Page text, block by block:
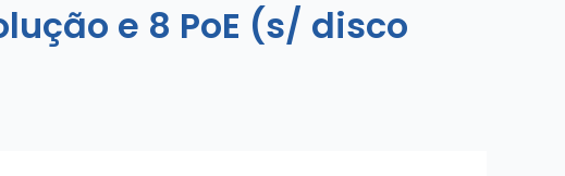
e 8 PoE (s/ disco